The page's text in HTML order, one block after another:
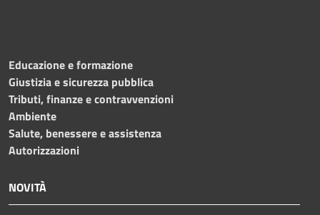
Educazione e formazione
Giustizia e sicurezza pubblica
Tributi, finanze e contravvenzioni
Ambiente
Salute, benessere e assistenza
Autorizzazioni
NOVITÀ